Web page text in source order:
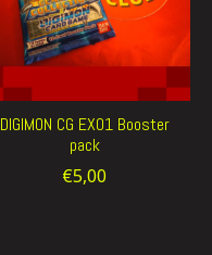
DIGIMON CG EX01 Booster
pack
€5,00